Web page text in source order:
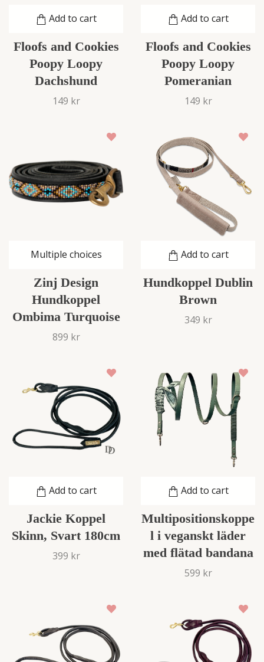
Add to cart
Floofs and Cookies
Poopy Loopy
Dachshund
149 kr
Add to cart
Floofs and Cookies
Poopy Loopy
Pomeranian
149 kr
Multiple choices
Zinj Design
Hundkoppel
Ombima Turquoise
899 kr
Add to cart
Hundkoppel Dublin
Brown
349 kr
Add to cart
Jackie Koppel
Skinn, Svart 180cm
399 kr
Add to cart
Multipositionskoppe
l i veganskt läder
med flätad bandana
599 kr